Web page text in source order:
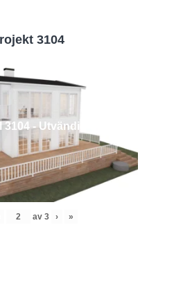
3104
3104 - Utvändig vy 2
av 3 › »